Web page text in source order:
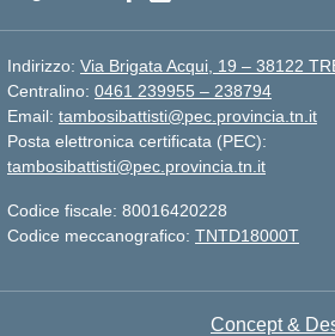
Indirizzo: Via Brigata Acqui, 19 – 38122
Centralino: 0461 239955 – 238794
Email: tambosibattisti@pec.provincia.tn.it
Posta elettronica certificata (PEC):
tambosibattisti@pec.provincia.tn.it
Codice fiscale: 80016420228
Codice meccanografico: TNTD18000T
Concept &